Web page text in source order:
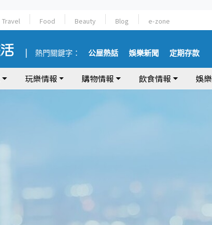
Travel Food Beauty Blog e-zone
熱門關鍵字： 公屋熱話 娛樂新聞 定期存款
玩樂情報 購物情報 飲食情報 娛樂